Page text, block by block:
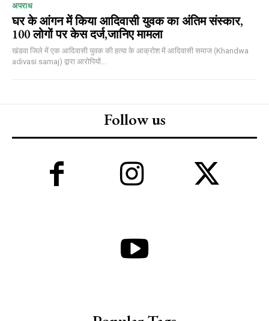
अपराध
घर के आंगन में किया आदिवासी युवक का अंतिम संस्कार,
100 लोगों पर केस दर्ज,जानिए मामला
खंडवा जिले में एक आदिवासी युवक की हत्या के आक्रोश में आदिवासी समाज (Khandwa
adivasi samaj) द्वारा आरोपियों...
Follow us